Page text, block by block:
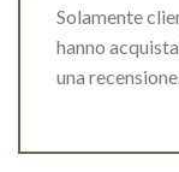
Solamente
hanno
una recensione.